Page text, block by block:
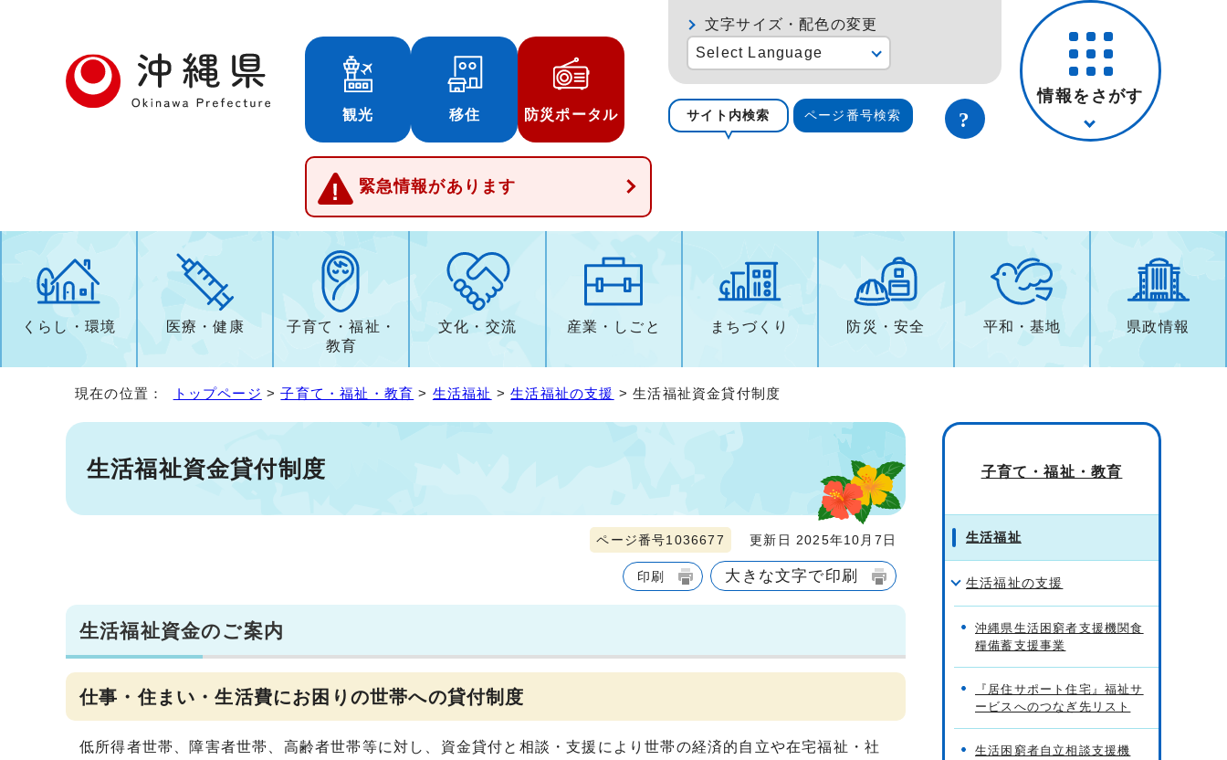
観光 移住 防災ポータル
緊急情報があります
文字サイズ・配色の変更
Select Language
サイト内検索 ページ番号検索
情報をさがす
くらし・環境 医療・健康
子育て・福祉・
教育
文化・交流 産業・しごと まちづくり 防災・安全 平和・基地 県政情報
現在の位置： トップページ >子育て・福祉・教育 > 生活福祉 >生活福祉の支援 > 生活福祉資金貸付制度
生活福祉資金貸付制度
ページ番号1036677 更新日 2025年10月7日
印刷 大きな文字で印刷
生活福祉資金のご案内
仕事・住まい・生活費にお困りの世帯への貸付制度
低所得者世帯、障害者世帯、高齢者世帯等に対し、資金貸付と相談・支援により世帯の経済的自立や在宅福祉・社
子育て・福祉・教育
生活福祉
生活福祉の支援
沖縄県生活困窮者支援機関食
糧備蓄支援事業
『居住サポート住宅』福祉サ
ービスへのつなぎ先リスト
生活困窮者自立相談支援機